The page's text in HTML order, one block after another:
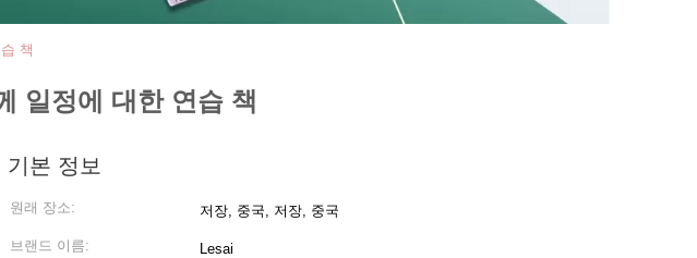
책
일정에 대한 연습 책
기본 정보
원래 장소: 저장, 중국, 저장, 중국
브랜드 이름: Lesai